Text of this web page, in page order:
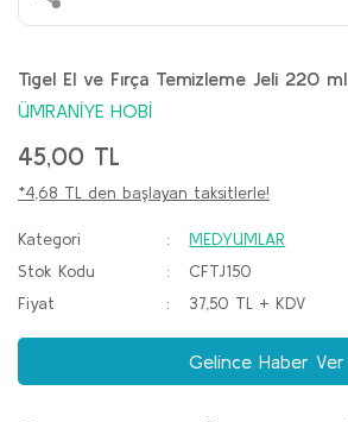
Tigel El ve Fırça Temizleme Jeli 220 ml
ÜMRANİYE HOBİ
45,00 TL
*4,68 TL den başlayan taksitlerle!
Kategori
MEDYUMLAR
Stok Kodu
CFTJ150
Fiyat
37,50 TL + KDV
Gelince Haber Ver